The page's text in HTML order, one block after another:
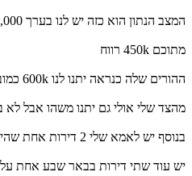
המצב הנתון הוא כזה יש לנו בערך 1,100,000 שקלים במניות (נכון יכול לרדת וכו.. הכל ידוע)
מתוכם 450k רווח
ההורים שלה כנראה יתנו לנו 600k כמובן רק עבור רכישת דירה
מהצד שלי אולי גם יתנו משהו אבל לא
בנוסף יש לאמא שלי 2 דירות אחת שהיא גרה בה ועוד דירה שעוברת תהליך פינוי בינוי
יש עוד שתי דירות בבאר שבע אחת על